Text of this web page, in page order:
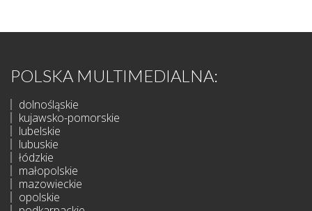
POLSKA MULTIMEDIALNA:
dolnośląskie
kujawsko-pomorskie
lubelskie
lubuskie
łódzkie
małopolskie
mazowieckie
opolskie